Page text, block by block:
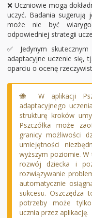
❌ Uczniowie mogą
uczyć. Badania sugerują
może nie być
odpowiedniej strategii
✅ Jedynym
adaptacyjne uczenie się,
oparciu o ocenę
🐝 W aplikacji
adaptacyjnego
strukturę kroków
Pszczółka może
granicy możliwości
umiejętności
wyższym poziomie.
rozwój dziecka i
rozwiązywanie
automatycznie
sukcesu. Oszczędza
potrzeby może
ucznia przez aplikację.